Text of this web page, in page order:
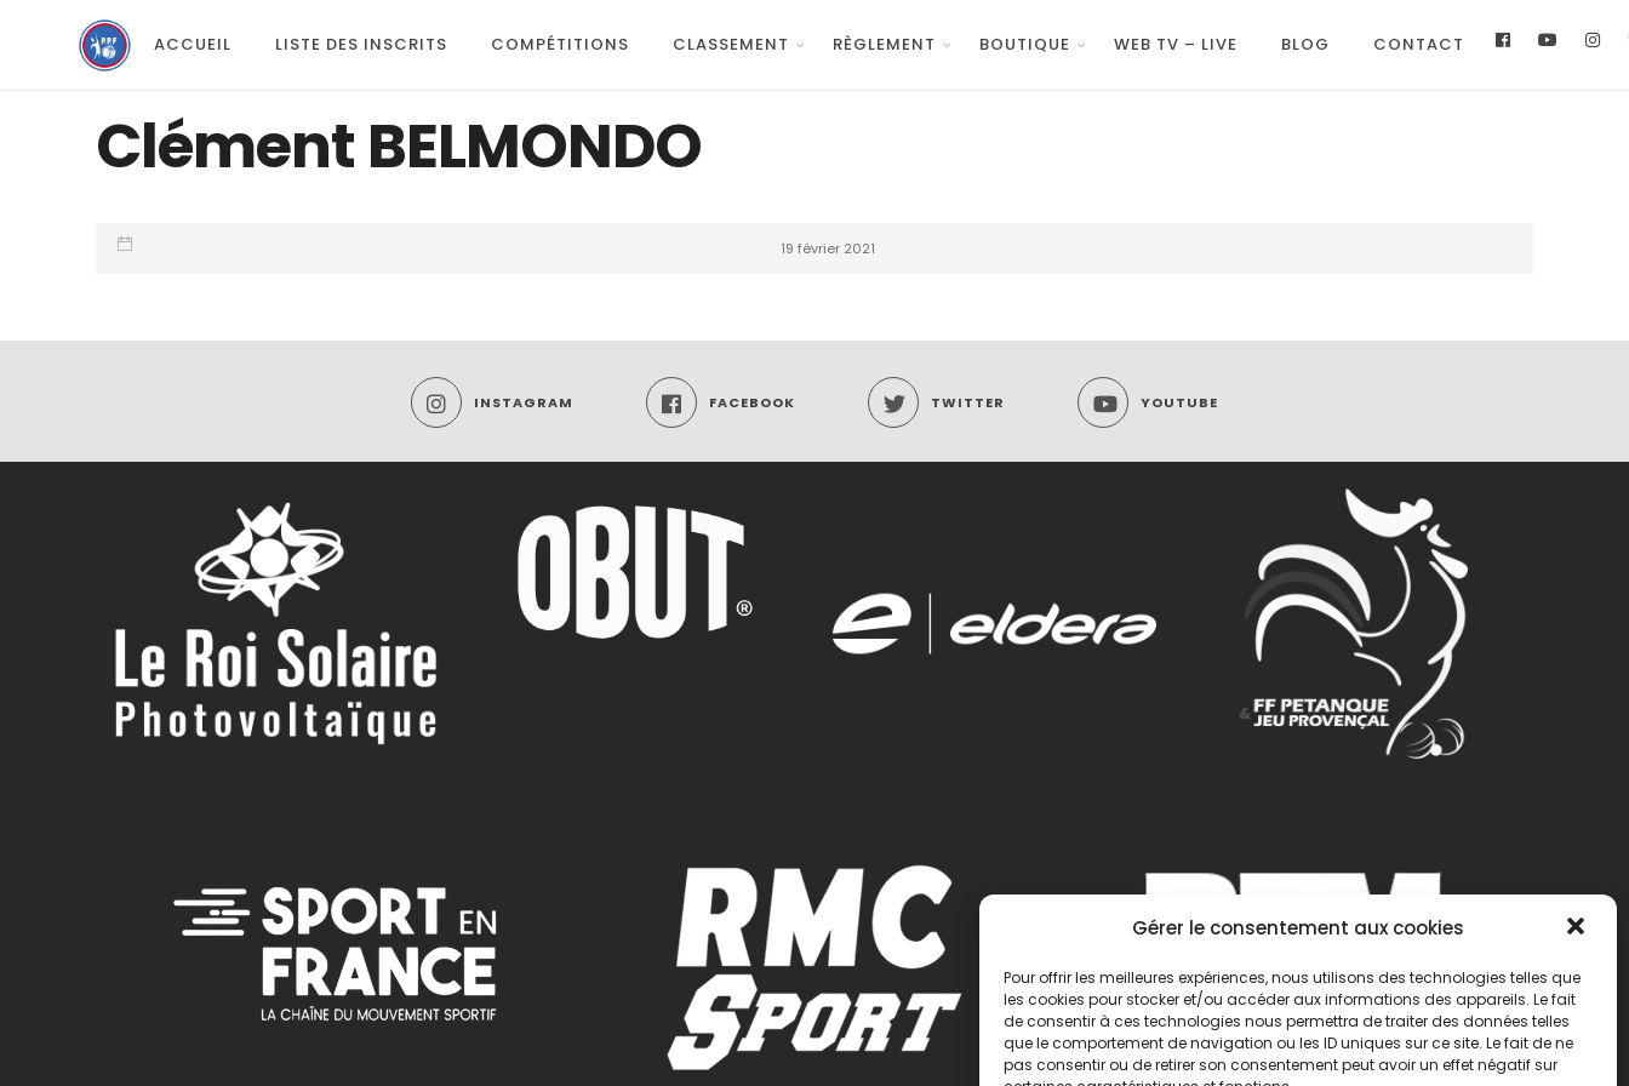
Gérer le consentement aux cookies
Pour offrir les meilleures expériences, nous utilisons des technologies telles que
les cookies pour stocker et/ou accéder aux informations des appareils. Le fait
de consentir à ces technologies nous permettra de traiter des données telles
que le comportement de navigation ou les ID uniques sur ce site. Le fait de ne
pas consentir ou de retirer son consentement peut avoir un effet négatif sur
ACCUEIL LISTE DES INSCRITS COMPÉTITIONS CLASSEMENT RÈGLEMENT BOUTIQUE WEB TV – LIVE BLOG CONTACT
Clément BELMONDO
19 février 2021
INSTAGRAM FACEBOOK TWITTER YOUTUBE